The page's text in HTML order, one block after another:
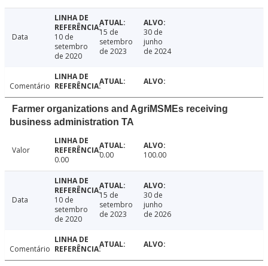
Data
10 de
setembro
de 2020
15 de
setembro
de 2023
30 de
junho
de 2024
Comentário
Farmer organizations and AgriMSMEs receiving
business administration TA
Valor
0.00
0.00 100.00
Data
10 de
setembro
de 2020
15 de
setembro
de 2023
30 de
junho
de 2026
Comentário